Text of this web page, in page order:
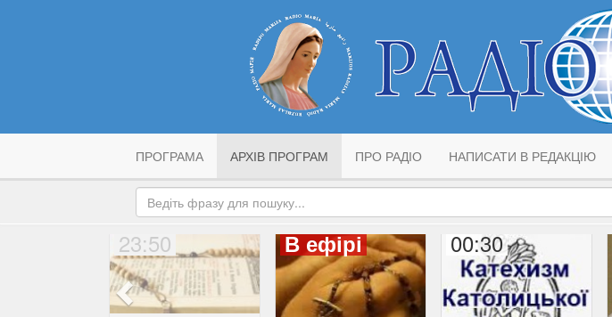
ПРОГРАМА АРХІВ ПРОГРАМ ПРО РАДІО НАПИСАТИ В РЕДАКЦІЮ
23:50 В ефірі 00:30